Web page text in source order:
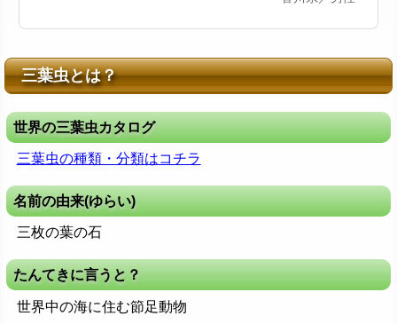
三葉虫とは？
世界の三葉虫カタログ
三葉虫の種類・分類はコチラ
名前の由来(ゆらい)
三枚の葉の石
たんてきに言うと？
世界中の海に住む節足動物